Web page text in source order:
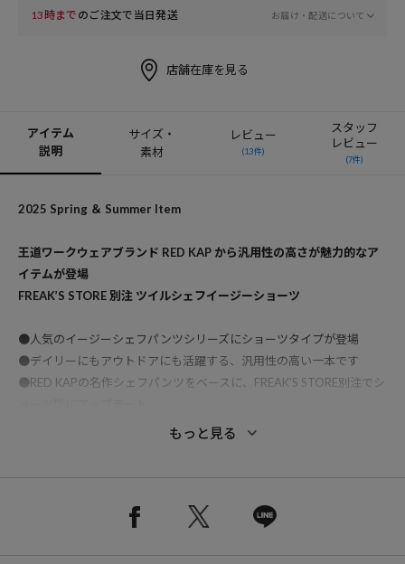
13時まで のご注文で当日発送 お届け・配送について
店舗在庫を見る
アイテム
説明
サイズ・
素材
レビュー
(13件)
スタッフ
レビュー
(7件)
2025 Spring ＆ Summer Item
王道ワークウェアブランド RED KAP から汎用性の高さが魅力的なア
イテムが登場
FREAK’S STORE 別注 ツイルシェフイージーショーツ
●人気のイージーシェフパンツシリーズにショーツタイプが登場
●デイリーにもアウトドアにも活躍する、汎用性の高い一本です
●RED KAPの名作シェフパンツをベースに、FREAK’S STORE別注でシ
●通年着用できるツイル地を使用し、軽すぎず重すぎない程よい生地
●後右ポケットには、90’s RED KAPのシェフネームを特別に復刻し、
●ウエストはイージー仕様＋ロゴ入り内スピンドル付きで、サイズ調
もっと見る